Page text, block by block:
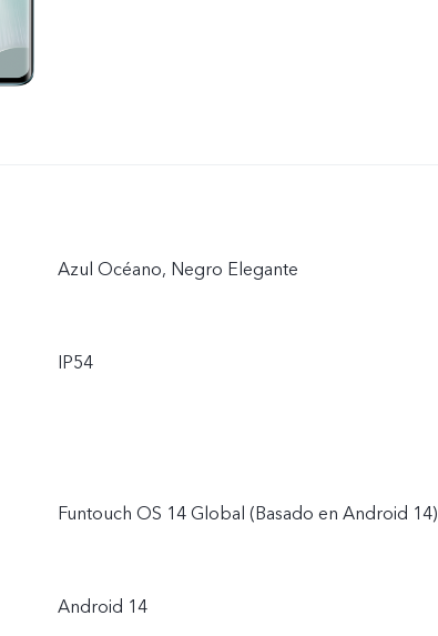
Azul Océano, Negro Elegante
IP54
Funtouch OS 14 Global (Basado en Android 14)
Android 14